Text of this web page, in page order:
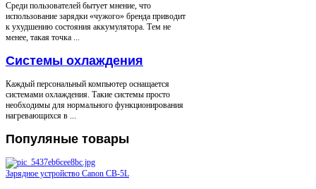
Среди пользователей бытует мнение, что
использование зарядки «чужого» бренда приводит
к ухудшению состояния аккумулятора. Тем не
менее, такая точка ...
Системы охлаждения
Каждый персональный компьютер оснащается
системами охлаждения. Такие системы просто
необходимы для нормального функционирования
нагревающихся в ...
Популяные товары
Зарядное устройство Canon CB-5L